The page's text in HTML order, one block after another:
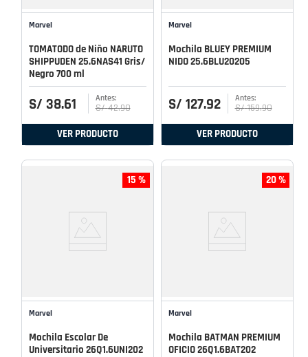
Marvel
TOMATODO de Niño NARUTO
SHIPPUDEN 25.6NAS41 Gris/
Negro 700 ml
S/ 38.61 S/ 42.90
VER PRODUCTO
Marvel
Mochila BLUEY PREMIUM
NIDO 25.6BLU20205
S/ 127.92 S/ 159.90
VER PRODUCTO
15 %
Marvel
Mochila Escolar De
Universitario 26Q1.6UNI202
20 %
Marvel
Mochila BATMAN PREMIUM
OFICIO 26Q1.6BAT202